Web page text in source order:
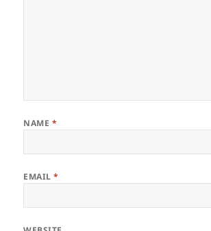
NAME *
EMAIL*